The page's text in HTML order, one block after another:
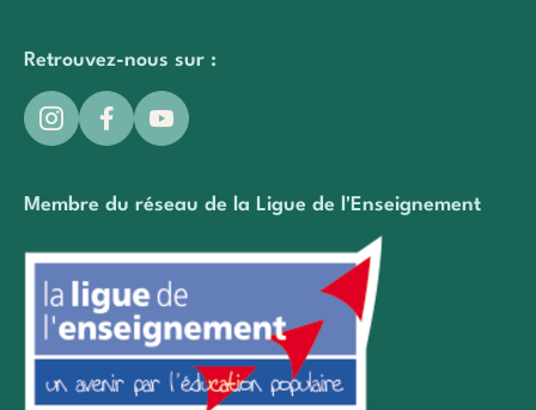
Retrouvez-nous sur :
Membre du réseau de la Ligue de l'Enseignement